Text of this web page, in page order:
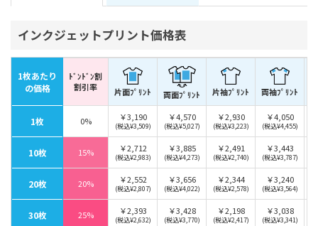
インクジェットプリント価格表
1枚あたり
の価格
ﾄﾞﾝﾄﾞﾝ割
割引率
片面ﾌﾟﾘﾝﾄ 両面ﾌﾟﾘﾝﾄ 片袖ﾌﾟﾘﾝﾄ 両袖ﾌﾟﾘﾝﾄ
1枚 0% ￥3,190
(税込¥3,509)
￥4,570
(税込¥5,027)
￥2,930
(税込¥3,223)
￥4,050
(税込¥4,455)
10枚 15% ￥2,712
(税込¥2,983)
￥3,885
(税込¥4,273)
￥2,491
(税込¥2,740)
￥3,443
(税込¥3,787)
20枚 20% ￥2,552
(税込¥2,807)
￥3,656
(税込¥4,022)
￥2,344
(税込¥2,578)
￥3,240
(税込¥3,564)
30枚 25% ￥2,393
(税込¥2,632)
￥3,428
(税込¥3,770)
￥2,198
(税込¥2,417)
￥3,038
(税込¥3,341)